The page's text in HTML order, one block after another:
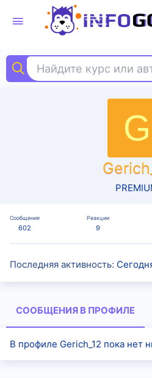
G
Сообщения
602
Реакции
9
Последняя активность
СООБЩЕНИЯ В ПРОФИЛЕ
В профиле Gerich_12 пока нет